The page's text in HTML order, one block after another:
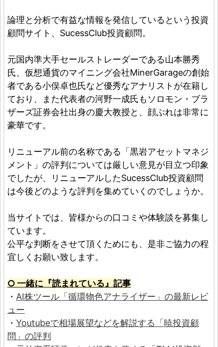
論理と分析で有益な情報を発信しているという投資
顧問サイト、SucessClub投資顧問。
元国内準大手セールストレーダーである山本勝秀
氏、仮想通貨のマイニング会社MinerGarageの創始
者である小俣卓也氏など優秀なアナリストが在籍し
ており、また代表者の河野一成氏もソロモン・ブラ
ザーズ証券会社出身の慶大教授と、顔ぶれは非常に
豪華です。
リニューアル前の名称である「黒岩アセットマネジ
メント」の評判については厳しい意見が目立つ印象
でしたが、リニューアルしたSucessClub投資顧問
は今後どのような評判を集めていくのでしょうか。
当サイトでは、皆様からの口コミや体験談を募集し
ています。
公平な判断をさせて頂くためにも、是非ご協力の程
宜しくお願い致します。
○ 一緒に『読まれている』記事
・ AI株ツール「循環物色アナライザー」の最新レビ
ュー
・ Youtubeで相場展望などを解説する「暁投資顧
問」の評判